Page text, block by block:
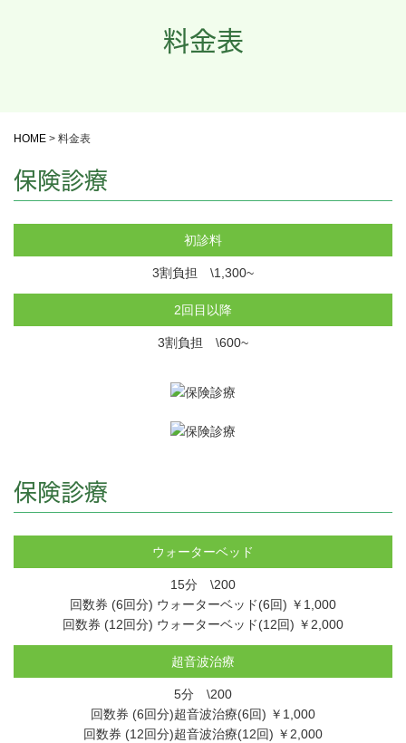
料金表
HOME > 料金表
保険診療
初診料
3割負担 \1,300~
2回目以降
3割負担 \600~
保険診療
ウォーターベッド
15分 \200
回数券 (6回分) ウォーターベッド(6回) ￥1,000
回数券 (12回分) ウォーターベッド(12回) ￥2,000
超音波治療
5分 \200
回数券 (6回分)超音波治療(6回) ￥1,000
回数券 (12回分)超音波治療(12回) ￥2,000